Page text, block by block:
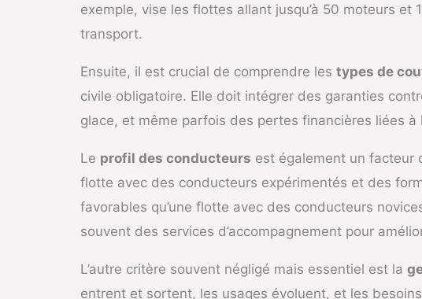
exemple, vise les flottes allant jusqu’à 50 moteurs
transport.
Ensuite, il est crucial de comprendre les types de
civile obligatoire. Elle doit intégrer des garanties
glace, et même parfois des pertes financières liées à
Le profil des conducteurs est également un facteur
flotte avec des conducteurs expérimentés et des
favorables qu’une flotte avec des conducteurs
souvent des services d’accompagnement pour
L’autre critère souvent négligé mais essentiel est la
entrent et sortent, les usages évoluent, et les